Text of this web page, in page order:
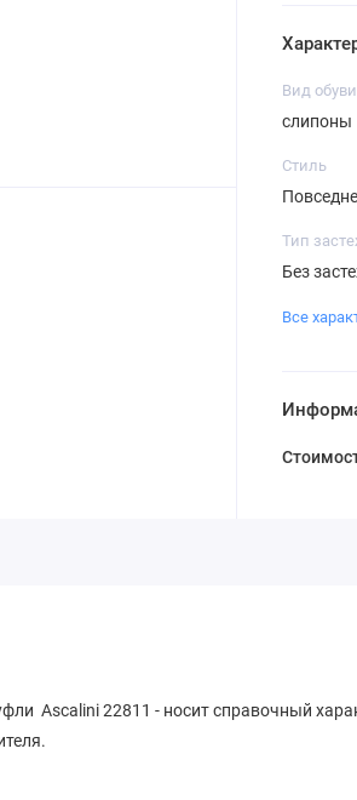
Вид обуви
слипоны
Стиль
Тип
Без
Все
Ascalini 22811 - носит справочный